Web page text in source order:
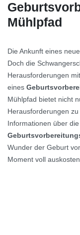
Mühlpfad
Die Ankunft eines
Doch die
Herausforderungen
eines
Mühlpfad bietet nicht
Herausforderungen
Informationen über
Wunder der Geburt
Moment voll